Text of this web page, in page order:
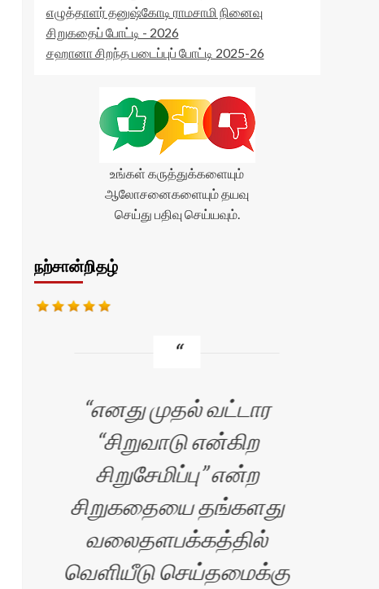
எழுத்தாளர் தனுஷ்கோடி ராமசாமி நினைவு
சிறுகதைப் போட்டி - 2026
சஹானா சிறந்த படைப்புப் போட்டி 2025-26
உங்கள் கருத்துக்களையும்
ஆலோசனைகளையும் தயவு
செய்து பதிவு செய்யவும்.
நற்சான்றிதழ்
எனது முதல் வட்டார
“சிறுவாடு என்கிற
சிறுசேமிப்பு” என்ற
சிறுகதையை தங்களது
வலைதளபக்கத்தில்
வெளியீடு செய்தமைக்கு